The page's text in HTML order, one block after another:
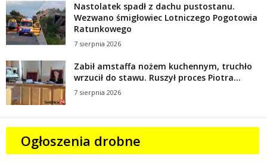
Nastolatek spadł z dachu pustostanu.
Wezwano śmigłowiec Lotniczego Pogotowia
Ratunkowego
7 sierpnia 2026
Zabił amstaffa nożem kuchennym, truchło
wrzucił do stawu. Ruszył proces Piotra...
7 sierpnia 2026
Ogłoszenia drobne